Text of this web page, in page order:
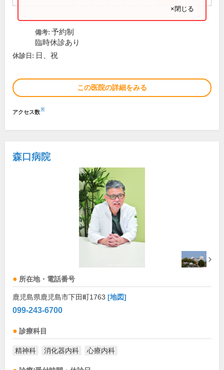
×閉じる
備考: 予約制
臨時休診あり
休診日: 日、祝
この医院の詳細をみる
アクセス数※
森口病院
所在地・電話番号
鹿児島県鹿児島市下田町1763 [地図]
099-243-6700
診療科目
精神科 消化器内科 心療内科